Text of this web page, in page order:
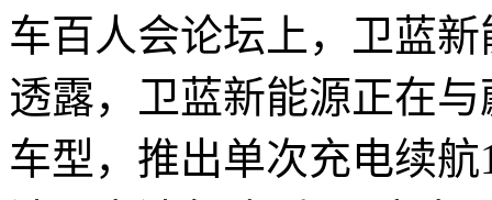
车百人会论坛上，卫蓝
透露，卫蓝新能源正在
车型，推出单次充电续